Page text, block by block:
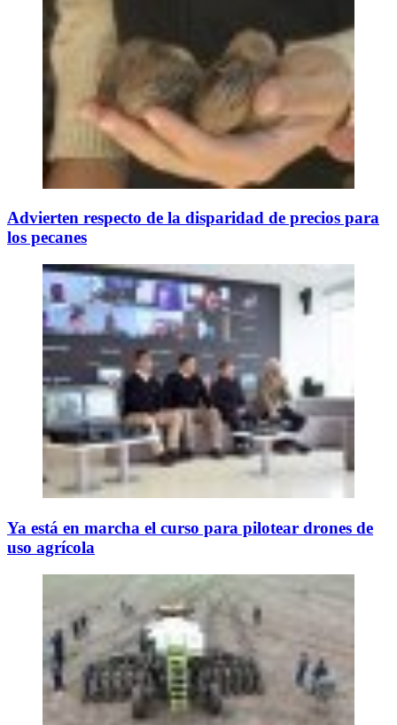
Advierten respecto de la disparidad de precios para
los pecanes
Ya está en marcha el curso para pilotear drones de
uso agrícola